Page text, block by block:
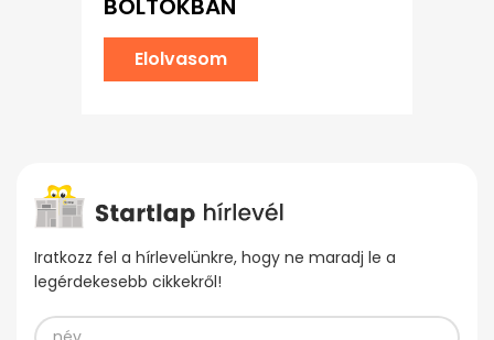
BOLTOKBAN
Elolvasom
Iratkozz fel a hírlevelünkre, hogy ne maradj le a
legérdekesebb cikkekről!